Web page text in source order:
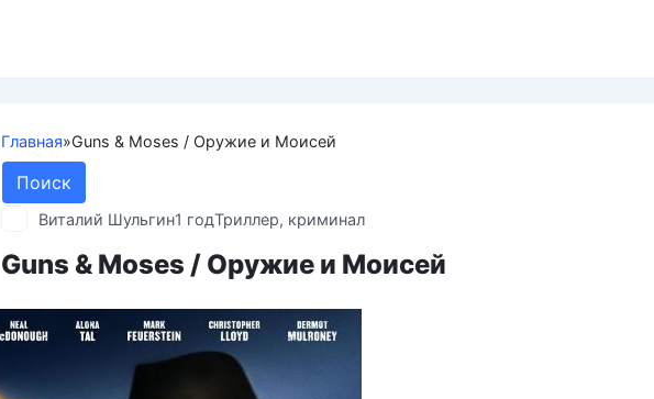
Главная»Guns & Moses / Оружие и Моисей
Виталий Шульгин1 годТриллер, криминал
Guns & Moses / Оружие и Моисей
Поиск